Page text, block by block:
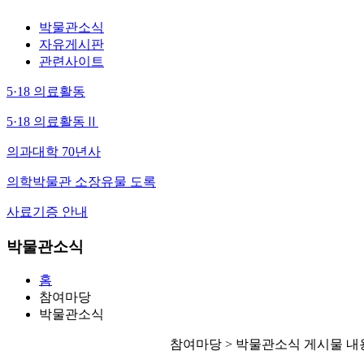
박물관소식
자유게시판
관련사이트
5·18 의료활동
5·18 의료활동Ⅱ
의과대학 70년사
의학박물관 소장유물 도록
사료기증 안내
박물관소식
홈
참여마당
박물관소식
참여마당 > 박물관소식 게시물 내